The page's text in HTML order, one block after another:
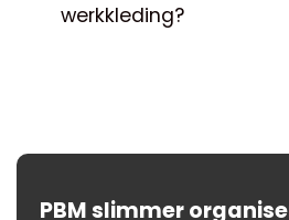
werkkleding?
PBM slimmer